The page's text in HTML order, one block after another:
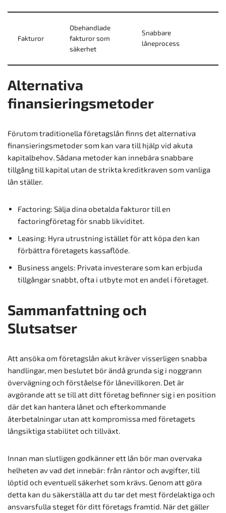
Fakturor
Obehandlade
fakturor som
säkerhet
Snabbare
låneprocess
Alternativa
finansieringsmetoder
Förutom traditionella företagslån finns det alternativa
finansieringsmetoder som kan vara till hjälp vid akuta
kapitalbehov. Sådana metoder kan innebära snabbare
tillgång till kapital utan de strikta kreditkraven som vanliga
lån ställer.
Factoring: Sälja dina obetalda fakturor till en
factoringföretag för snabb likviditet.
Leasing: Hyra utrustning istället för att köpa den kan
förbättra företagets kassaflöde.
Business angels: Privata investerare som kan erbjuda
tillgångar snabbt, ofta i utbyte mot en andel i företaget.
Sammanfattning och
Slutsatser
Att ansöka om företagslån akut kräver visserligen snabba
handlingar, men beslutet bör ändå grunda sig i noggrann
övervägning och förståelse för lånevillkoren. Det är
avgörande att se till att ditt företag befinner sig i en position
där det kan hantera lånet och efterkommande
återbetalningar utan att kompromissa med företagets
långsiktiga stabilitet och tillväxt.
Innan man slutligen godkänner ett lån bör man overvaka
helheten av vad det innebär: från räntor och avgifter, till
löptid och eventuell säkerhet som krävs. Genom att göra
detta kan du säkerställa att du tar det mest fördelaktiga och
ansvarsfulla steget för ditt företags framtid. När det gäller